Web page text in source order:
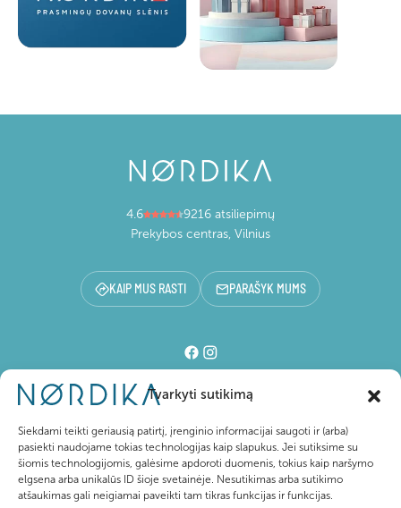
Tvarkyti sutikimą
Siekdami teikti geriausią patirtį, įrenginio informacijai saugoti ir (arba)
pasiekti naudojame tokias technologijas kaip slapukus. Jei sutiksime su
šiomis technologijomis, galėsime apdoroti duomenis, tokius kaip naršymo
elgsena arba unikalūs ID šioje svetainėje. Nesutikimas arba sutikimo
atšaukimas gali neigiamai paveikti tam tikras funkcijas ir funkcijas.
4.6
9216 atsiliepimų
Prekybos centras, Vilnius
KAIP MUS RASTI PARAŠYK MUMS
Lankytojams